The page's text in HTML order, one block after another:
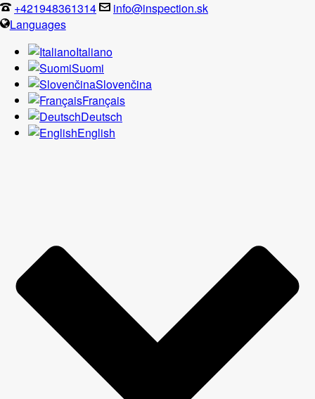
+421948361314
info@inspection.sk
Languages
Italiano
Suomi
Slovenčina
Français
Deutsch
English